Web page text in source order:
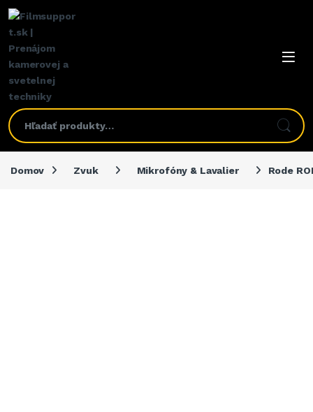
Domov Zvuk Mikrofóny & Lavalier Rode